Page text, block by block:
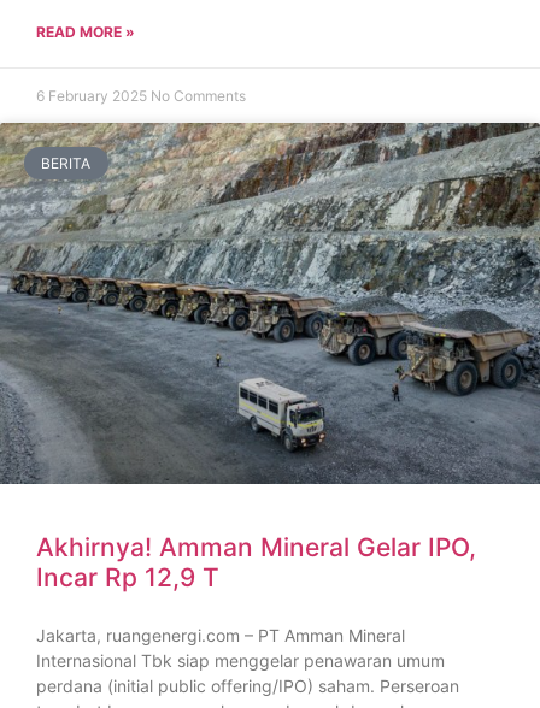
READ MORE »
6 February 2025 No Comments
BERITA
Akhirnya! Amman Mineral Gelar IPO,
Incar Rp 12,9 T
Jakarta, ruangenergi.com – PT Amman Mineral
Internasional Tbk siap menggelar penawaran umum
perdana (initial public offering/IPO) saham. Perseroan